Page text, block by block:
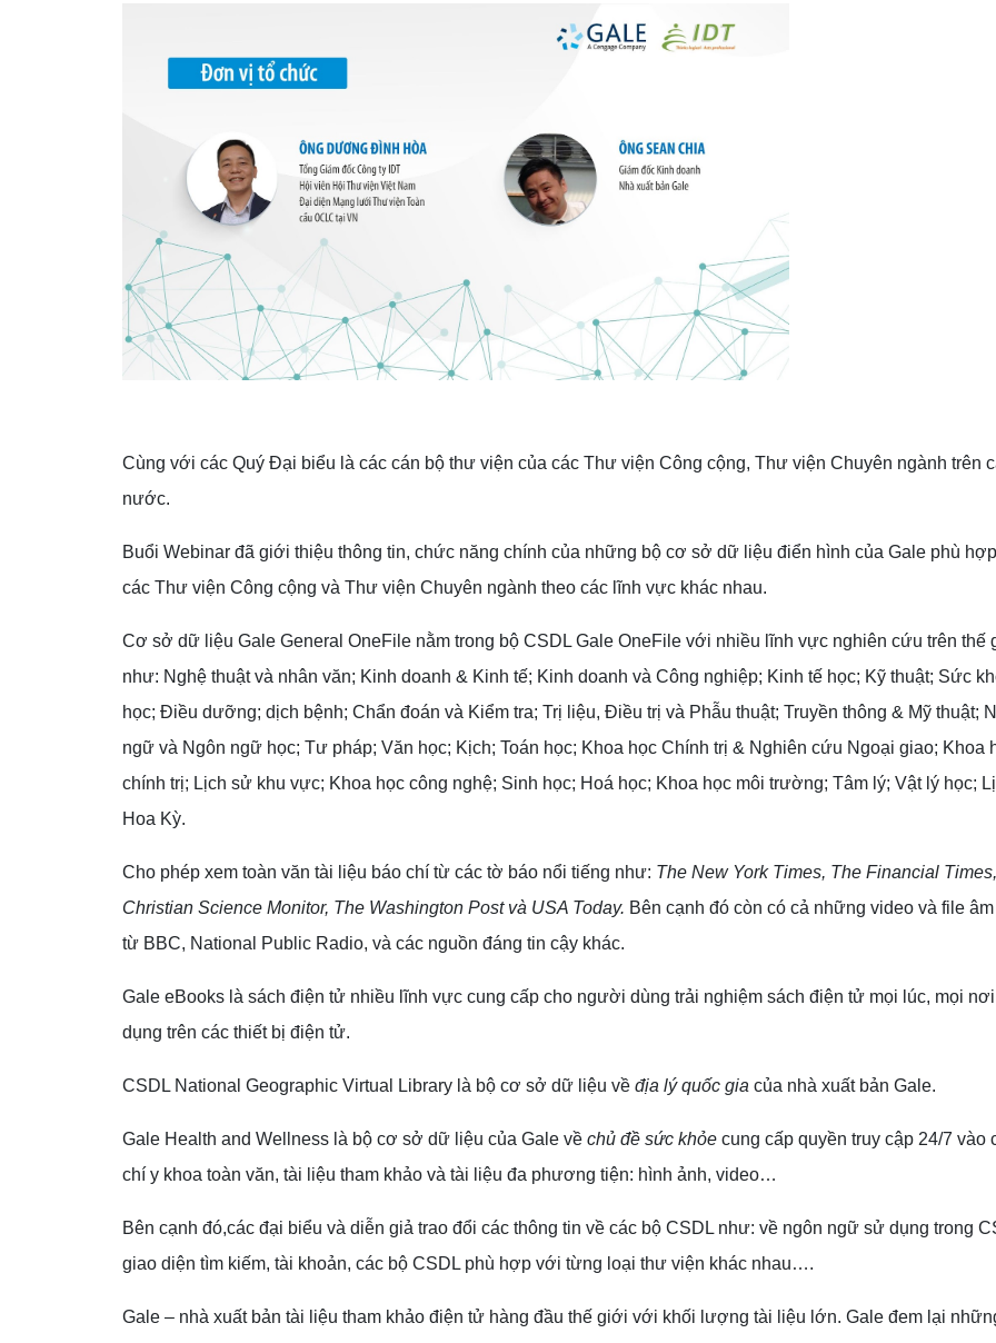
Cùng với các Quý Đại biểu là các cán bộ thư viện của các Thư viện Công cộng, Thư viện Chuyên ngành trên
nước.
Buổi Webinar đã giới thiệu thông tin, chức năng chính của những bộ cơ sở dữ liệu điển hình của Gale phù
các Thư viện Công cộng và Thư viện Chuyên ngành theo các lĩnh vực khác nhau.
Cơ sở dữ liệu Gale General OneFilenằm trong bộ CSDL Gale OneFile với nhiều lĩnh vực nghiên cứu trên thế
như: Nghệ thuật và nhân văn; Kinh doanh & Kinh tế; Kinh doanh và Công nghiệp; Kinh tế học; Kỹ thuật; Sức
học; Điều dưỡng; dịch bệnh; Chẩn đoán và Kiểm tra; Trị liệu, Điều trị và Phẫu thuật; Truyền thông & Mỹ thuật;
ngữ và Ngôn ngữ học; Tư pháp; Văn học; Kịch; Toán học; Khoa học Chính trị & Nghiên cứu Ngoại giao; Khoa
chính trị; Lịch sử khu vực; Khoa học công nghệ; Sinh học; Hoá học; Khoa học môi trường; Tâm lý; Vật lý học;
Hoa Kỳ.
Cho phép xem toàn văn tài liệu báo chí từ các tờ báo nổi tiếng như: The New York Times, The Financial Times,
Christian Science Monitor, The Washington Post và USA Today. Bên cạnh đó còn có cả những video và file
từ BBC, National Public Radio, và các nguồn đáng tin cậy khác.
Gale eBookslà sách điện tử nhiều lĩnh vực cung cấp cho người dùng trải nghiệm sách điện tử mọi lúc, mọi
dụng trên các thiết bị điện tử.
CSDL National Geographic Virtual Library là bộ cơ sở dữ liệu về địa lý quốc gia của nhà xuất bản Gale.
Gale Health and Wellnesslà bộ cơ sở dữ liệu của Gale về chủ đề sức khỏecung cấp quyền truy cập 24/7 vào
chí y khoa toàn văn, tài liệu tham khảo và tài liệu đa phương tiện: hình ảnh, video…
Bên cạnh đó,các đại biểu và diễn giả trao đổi các thông tin về các bộ CSDL như: về ngôn ngữ sử dụng trong
giao diện tìm kiếm, tài khoản, các bộ CSDL phù hợp với từng loại thư viện khác nhau….
Gale – nhà xuất bản tài liệu tham khảo điện tử hàng đầu thế giới với khối lượng tài liệu lớn. Gale đem lại